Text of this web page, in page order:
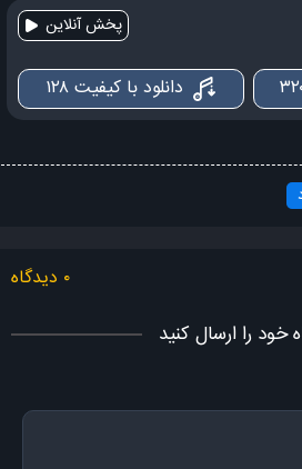
تو داره سزاوارُم بیــا
دو چشمِ مستت بَمُرم
دو چشمِ مستت بَمُرم
بیا دلداروم بیا
بیا دلداروم بیا جونوم
پخش آنلاین
دانلود با کیفیت ۱۲۸
۰ دیدگاه
خود را ارسال کنید